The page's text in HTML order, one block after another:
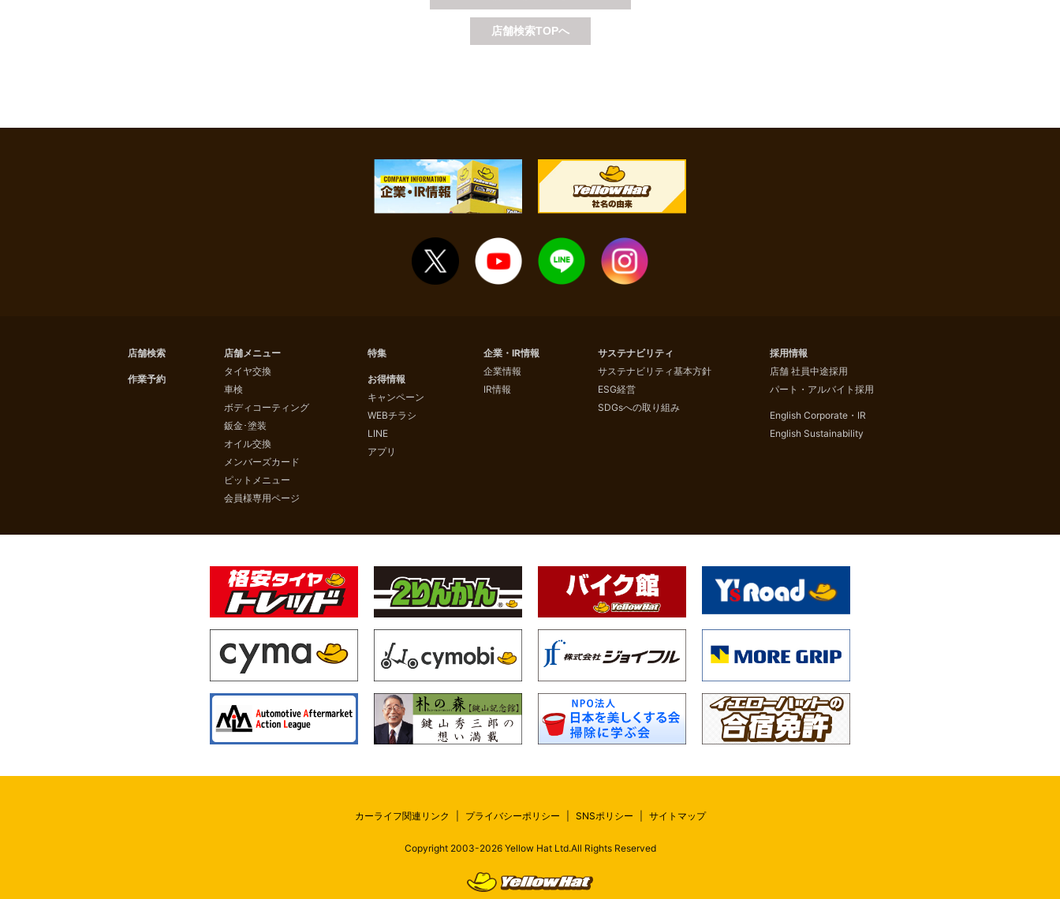
店舗検索TOPへ
店舗検索
作業予約
店舗メニュー
タイヤ交換
車検
ボディコーティング
鈑金･塗装
オイル交換
メンバーズカード
ピットメニュー
会員様専用ページ
特集
お得情報
キャンペーン
WEBチラシ
LINE
アプリ
企業・IR情報
企業情報
IR情報
サステナビリティ
サステナビリティ基本方針
ESG経営
SDGsへの取り組み
採用情報
店舗 社員中途採用
パート・アルバイト採用
English Corporate・IR
English Sustainability
カーライフ関連リンク プライバシーポリシー SNSポリシー サイトマップ
Copyright 2003-2026Yellow Hat Ltd.All Rights Reserved